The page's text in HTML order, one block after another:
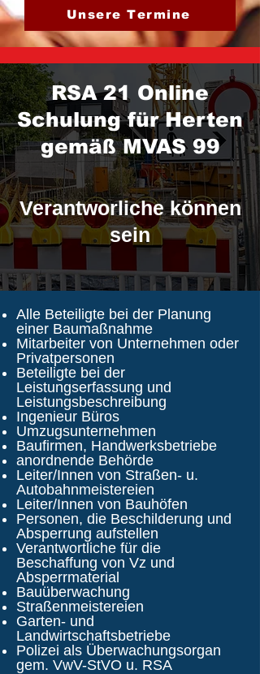
Unsere Termine
RSA 21 Online
Schulung für Herten
gemäß MVAS 99
Verantworliche können
sein
Alle Beteiligte bei der Planung
einer Baumaßnahme
Mitarbeiter von Unternehmen oder
Privatpersonen
Beteiligte bei der
Leistungserfassung und
Leistungsbeschreibung
Ingenieur Büros
Umzugsunternehmen
Baufirmen, Handwerksbetriebe
anordnende Behörde
Leiter/Innen von Straßen- u.
Autobahnmeistereien
Leiter/Innen von Bauhöfen
Personen, die Beschilderung und
Absperrung aufstellen
Verantwortliche für die
Beschaffung von Vz und
Absperrmaterial
Bauüberwachung
Straßenmeistereien
Garten- und
Landwirtschaftsbetriebe
Polizei als Überwachungsorgan
gem. VwV-StVO u. RSA